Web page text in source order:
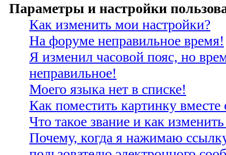
Параметры и настройки
Как изменить мои настройки?
На форуме неправильное время!
Я изменил часовой пояс, но
неправильное!
Моего языка нет в списке!
Как поместить картинку
Что такое звание и как изменить
Почему, когда я нажимаю